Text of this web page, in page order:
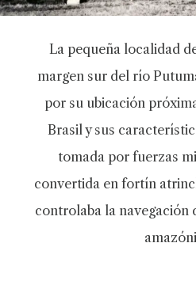
La pequeña localidad
margen sur del río
por su ubicación
Brasil y sus
tomada por fuerzas
convertida en fortín
controlaba la navegación